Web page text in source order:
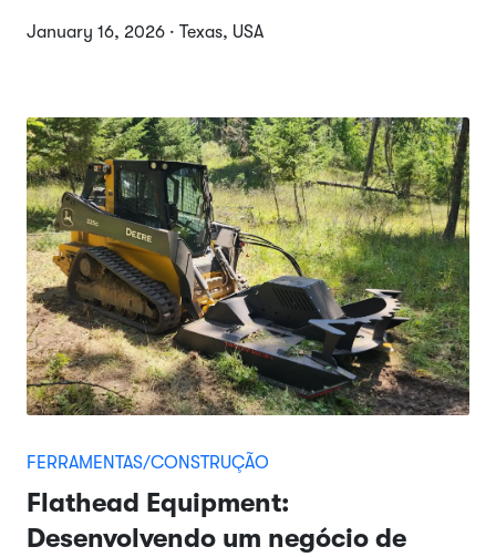
January 16, 2026 · Texas, USA
FERRAMENTAS/CONSTRUÇÃO
Flathead Equipment:
Desenvolvendo um negócio de